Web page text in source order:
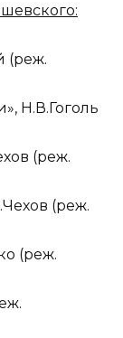
(реж.
Н.В.Гоголь
(реж.
(реж.
(реж.